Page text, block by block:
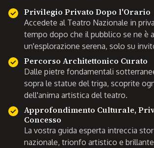
Privilegio Privato Dopo l'Orario
Accedete al Teatro Nazionale in
tempo dopo che il pubblico se ne è
un'esplorazione serena, solo su
Percorso Architettonico Curato
Dalle pietre fondamentali
sopra le statue del triga, scoprite
dell'anima artistica del teatro.
Approfondimento Culturale,
Concesso
La vostra guida esperta intreccia
nazionale, trionfo artistico e